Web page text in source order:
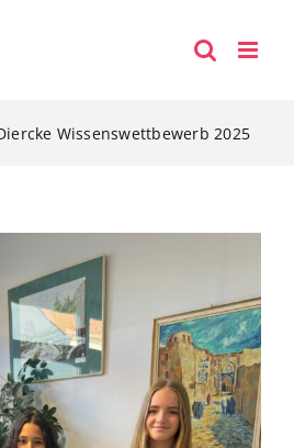
Wissenswettbewerb 2025